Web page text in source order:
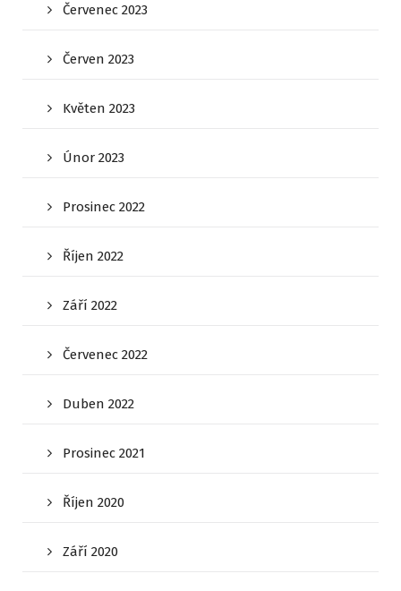
Červenec 2023
Červen 2023
Květen 2023
Únor 2023
Prosinec 2022
Říjen 2022
Září 2022
Červenec 2022
Duben 2022
Prosinec 2021
Říjen 2020
Září 2020